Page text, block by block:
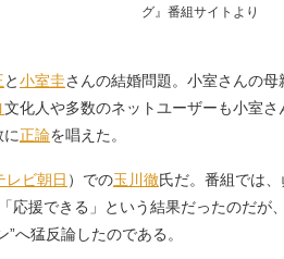
グ』番組サイトより
と小室圭さんの結婚問題。小室さんの
文化人や多数のネットユーザーも小室
正論を唱えた。
レビ朝日 ）での玉川徹氏だ。番組では
応援できる」という結果だったのだ
へ猛反論したのである。